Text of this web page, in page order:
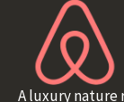
A luxury nature